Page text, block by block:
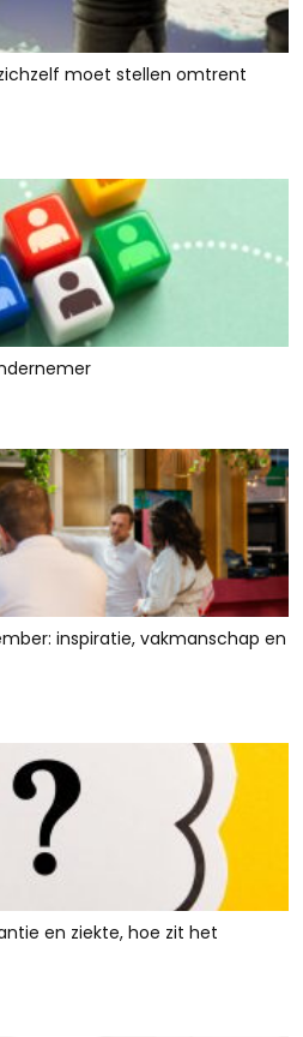
moet stellen omtrent
inspiratie, vakmanschap en
en ziekte, hoe zit het